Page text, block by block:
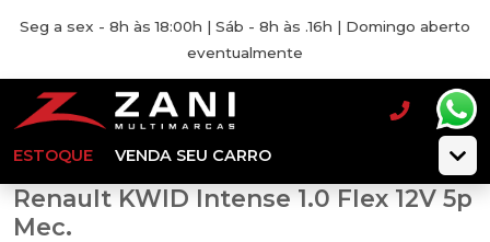
Seg a sex - 8h às 18:00h | Sáb - 8h às .16h | Domingo aberto
eventualmente
ESTOQUE VENDA SEU CARRO
Renault KWID Intense 1.0 Flex 12V 5p
Mec.